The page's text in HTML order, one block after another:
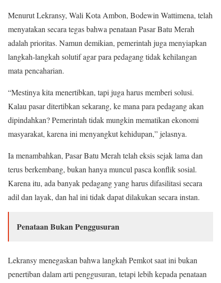
Menurut Lekransy, Wali Kota Ambon, Bodewin Wattimena, telah
menyatakan secara tegas bahwa penataan Pasar Batu Merah
adalah prioritas. Namun demikian, pemerintah juga menyiapkan
langkah-langkah solutif agar para pedagang tidak kehilangan
mata pencaharian.
“Mestinya kita menertibkan, tapi juga harus memberi solusi.
Kalau pasar ditertibkan sekarang, ke mana para pedagang akan
dipindahkan? Pemerintah tidak mungkin mematikan ekonomi
masyarakat, karena ini menyangkut kehidupan,” jelasnya.
Ia menambahkan, Pasar Batu Merah telah eksis sejak lama dan
terus berkembang, bukan hanya muncul pasca konflik sosial.
Karena itu, ada banyak pedagang yang harus difasilitasi secara
adil dan layak, dan hal ini tidak dapat dilakukan secara instan.
Penataan Bukan Penggusuran
Lekransy menegaskan bahwa langkah Pemkot saat ini bukan
penertiban dalam arti penggusuran, tetapi lebih kepada penataan